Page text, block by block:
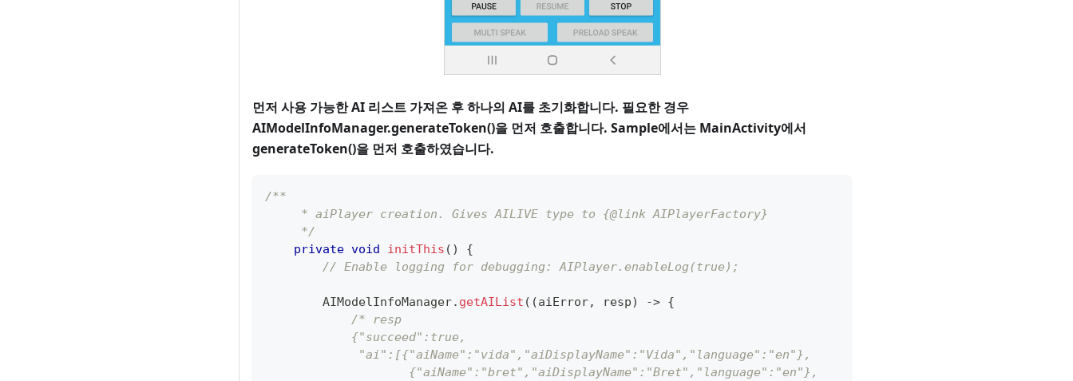
먼저 사용 가능한 AI 리스트 가져온 후 하나의 AI를 초기화합니다. 필요한 경우
AIModelInfoManager.generateToken()을 먼저 호출합니다. Sample에서는 MainActivity에서
generateToken()을 먼저 호출하였습니다.
/**
     * aiPlayer creation. Gives AILIVE type to {@link AIPlayerFactory}
     */
private void initThis ( )
{
// Enable logging for debugging: AIPlayer.enableLog(true);
AIModelInfoManager. getAIList ( (aiError, resp) -> {
/* resp
            {"succeed":true,
             "ai":[{"aiName":"vida","aiDisplayName":"Vida","language":"en"},
                    {"aiName":"bret","aiDisplayName":"Bret","language":"en"},